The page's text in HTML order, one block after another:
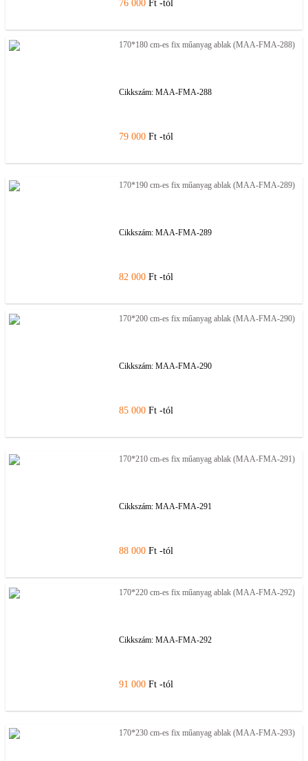
76 000 Ft -tól
170*180 cm-es fix műanyag ablak (MAA-FMA-288)
Cikkszám: MAA-FMA-288
79 000 Ft -tól
170*190 cm-es fix műanyag ablak (MAA-FMA-289)
Cikkszám: MAA-FMA-289
82 000 Ft -tól
170*200 cm-es fix műanyag ablak (MAA-FMA-290)
Cikkszám: MAA-FMA-290
85 000 Ft -tól
170*210 cm-es fix műanyag ablak (MAA-FMA-291)
Cikkszám: MAA-FMA-291
88 000 Ft -tól
170*220 cm-es fix műanyag ablak (MAA-FMA-292)
Cikkszám: MAA-FMA-292
91 000 Ft -tól
170*230 cm-es fix műanyag ablak (MAA-FMA-293)